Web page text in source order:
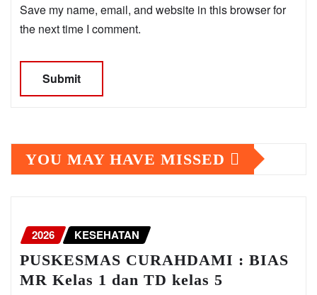
Save my name, email, and website in this browser for
the next time I comment.
YOU MAY HAVE MISSED
2026 KESEHATAN
PUSKESMAS CURAHDAMI : BIAS
MR Kelas 1 dan TD kelas 5